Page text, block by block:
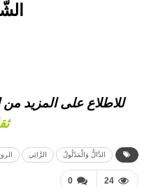
للاطلاع على المزيد من
الدَّالُّ وَالْمَدْلُولُ الرَّائِي
0 24